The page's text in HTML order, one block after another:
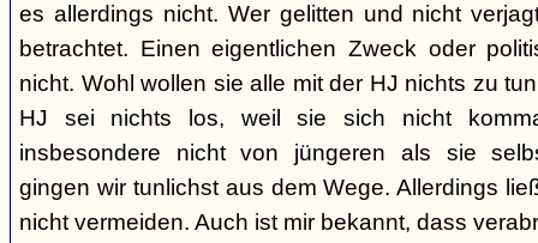
es allerdings nicht. Wer gelitten und nicht
betrachtet. Einen eigentlichen Zweck oder
nicht. Wohl wollen sie alle mit der HJ nichts zu
HJ sei nichts los, weil sie sich nicht
insbesondere nicht von jüngeren als sie
gingen wir tunlichst aus dem Wege. Allerdings
nicht vermeiden. Auch ist mir bekannt, dass